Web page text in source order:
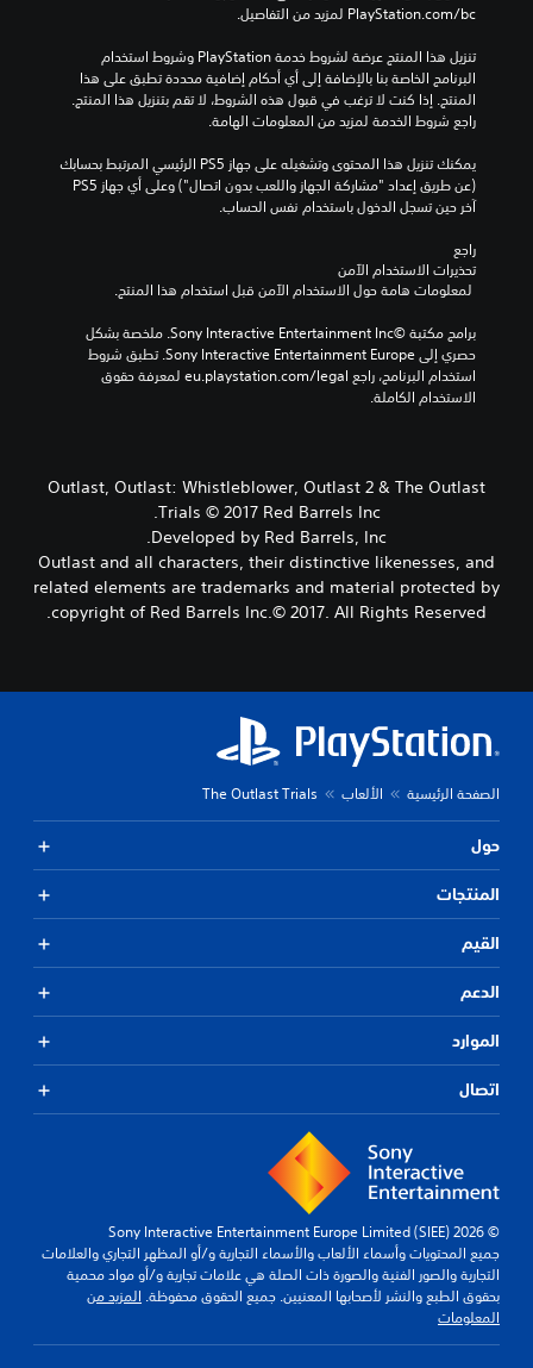
‎PlayStation.com/bc لمزيد من التفاصيل.
راجع شروط الخدمة لمزيد من المعلومات الهامة.
آخر حين تسجل الدخول باستخدام نفس الحساب.
راجع
تحذيرات الاستخدام الآمن
الاستخدام الكاملة.
Outlast, Outlast: Whistleblower, Outlast 2 & The Outlast
Trials © 2017 Red Barrels Inc.
Developed by Red Barrels, Inc.
Outlast and all characters, their distinctive likenesses, and
related elements are trademarks and material protected by
copyright of Red Barrels Inc.© 2017. All Rights Reserved.
الصفحة الرئيسية الألعاب The Outlast Trials
حول
المنتجات
القيم
الدعم
الموارد
اتصال
© 2026 Sony Interactive Entertainment Europe Limited (SIEE)
جميع المحتويات وأسماء الألعاب والأسماء التجارية و/أو المظهر التجاري والعلامات
التجارية والصور الفنية والصورة ذات الصلة هي علامات تجارية و/أو مواد محمية
بحقوق الطبع والنشر لأصحابها المعنيين. جميع الحقوق محفوظة. المزيد من
المعلومات